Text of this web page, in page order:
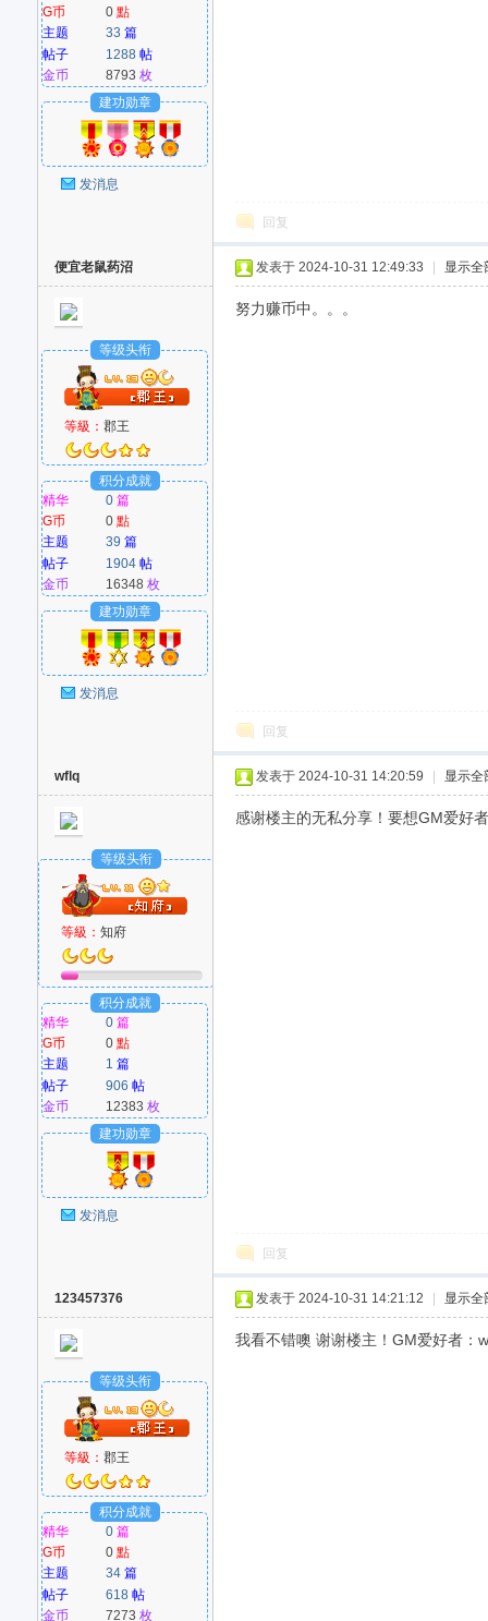
G币
0點
主题
33 篇
帖子
1288 帖
金币
8793枚
建功勋章
发消息
回复
便宜老鼠药沼
等级头衔
等級：郡王
积分成就
精华
0 篇
G币
0點
主题
39 篇
帖子
1904 帖
金币
16348枚
建功勋章
发消息
发表于 2024-10-31 12:49:33 显示全
努力赚币中。。。
回复
wflq
等级头衔
等級： 知府
积分成就
精华
0 篇
G币
0點
主题
1 篇
帖子
906 帖
金币
12383枚
建功勋章
发消息
发表于 2024-10-31 14:20:59 显示全
感谢楼主的无私分享！要想GM爱好
回复
123457376
等级头衔
等級：郡王
积分成就
精华
0 篇
G币
0點
主题
34 篇
帖子
618 帖
金币
7273枚
发表于 2024-10-31 14:21:12 显示全
我看不错噢 谢谢楼主！GM爱好者：